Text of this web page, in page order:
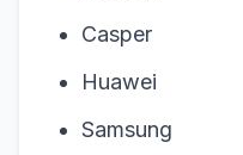
Casper
Huawei
Samsung